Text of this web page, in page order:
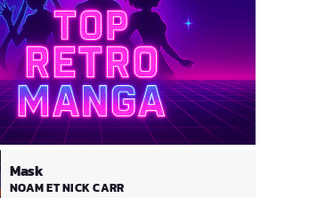
Mask
NOAM ET NICK CARR